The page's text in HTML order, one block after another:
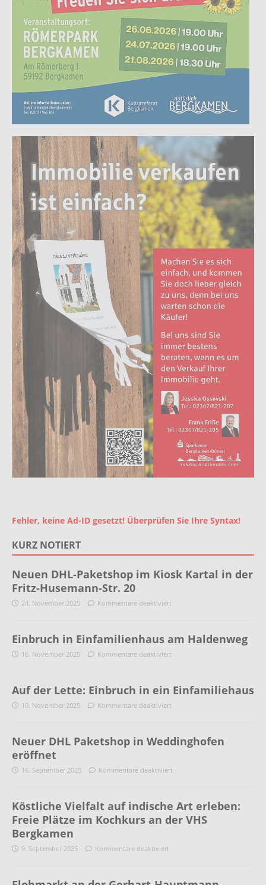
Fehler, keine Ad-ID gesetzt! Überprüfen Sie Ihre Syntax!
KURZ NOTIERT
Neuen DHL-Paketshop im Kiosk Kartal in der
Fritz-Husemann-Str. 20
24. November 2025 Kommentare deaktiviert
Einbruch in Einfamilienhaus am Haldenweg
16. November 2025 Kommentare deaktiviert
Auf der Lette: Einbruch in ein Einfamiliehaus
10. November 2025 Kommentare deaktiviert
Neuer DHL Paketshop in Weddinghofen
eröffnet
16. September 2025 Kommentare deaktiviert
Köstliche Vielfalt auf indische Art erleben:
Freie Plätze im Kochkurs an der VHS
Bergkamen
9. September 2025 Kommentare deaktiviert